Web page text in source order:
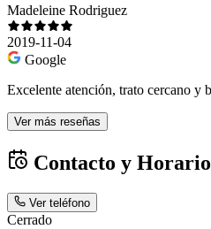
Madeleine Rodriguez
2019-11-04
Google
Excelente atención, trato cercano y
Ver más reseñas
Contacto y
Ver teléfono
Cerrado